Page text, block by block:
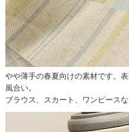
やや薄手の春夏向けの素材です。
風合い。
ブラウス、スカート、ワンピースな